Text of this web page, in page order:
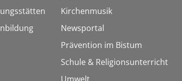
Kirchenmusik
Newsportal
Prävention im Bistum
Schule & Religionsunterricht
Umwelt